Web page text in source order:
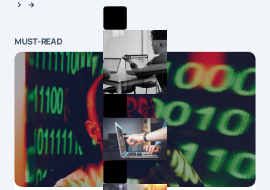
MUST-READ